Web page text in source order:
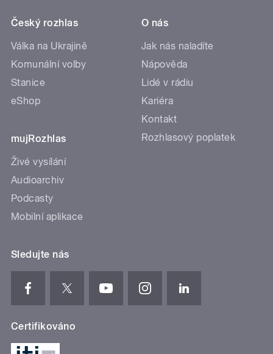
Český rozhlas
Válka na Ukrajině
Komunální volby
Stanice
eShop
mujRozhlas
Živé vysílání
Audioarchiv
Podcasty
Mobilní aplikace
O nás
Jak nás naladíte
Nápověda
Lidé v rádiu
Kariéra
Kontakt
Rozhlasový poplatek
Sledujte nás
Certifikováno